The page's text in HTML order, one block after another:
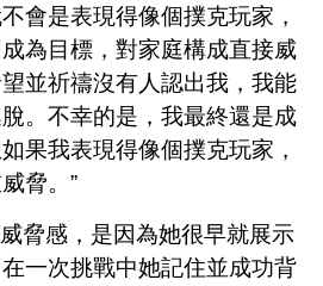
會是表現得像個撲克玩家，
為目標，對家庭構成直接威
並祈禱沒有人認出我，我能
。不幸的是，我最終還是成
果我表現得像個撲克玩家，
脅。”
脅感，是因為她很早就展示
一次挑戰中她記住並成功背